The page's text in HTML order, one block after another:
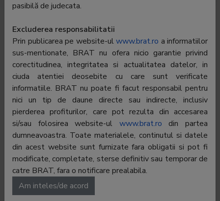
Contractor
SATI:
Ctrl+Alt+Smile SRL
Director
general:
Augustin Roman
Reprezentant
BRAT:
Augustin Roman
Adresa
Bucuresti, sector 6, Aleea Lunca Cernei, nr. 4, Bl. D
47, Scara F, Parter, Ap. 77
Telefon: -
E-mail: romangusti@gmail.com
Regie
Thematic Digital SRL
pasibilă de judecata.
Excluderea responsabilitatii
Prin publicarea pe website-ulwww.brat.ro a informatiilor
sus-mentionate, BRAT nu ofera nicio garantie privind
corectitudinea, integritatea si actualitatea datelor, in
ciuda atentiei deosebite cu care sunt verificate
informatiile. BRAT nu poate fi facut responsabil pentru
nici un tip de daune directe sau indirecte, inclusiv
pierderea profiturilor, care pot rezulta din accesarea
si/sau folosirea website-ul www.brat.ro din partea
dumneavoastra. Toate materialele, continutul si datele
din acest website sunt furnizate fara obligatii si pot fi
modificate, completate, sterse definitiv sau temporar de
catre BRAT, fara o notificare prealabila.
Am inteles/de acord